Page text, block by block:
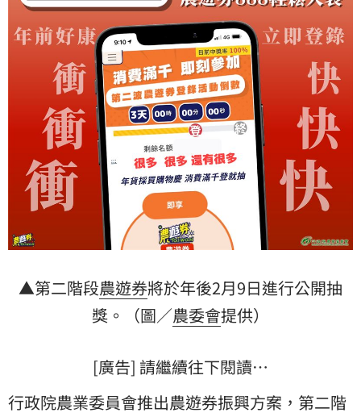
▲第二階段農遊券將於年後2月9日進行公開抽
獎。（圖／農委會提供）
[廣告] 請繼續往下閱讀…
行政院農業委員會推出農遊券振興方案， 第二階